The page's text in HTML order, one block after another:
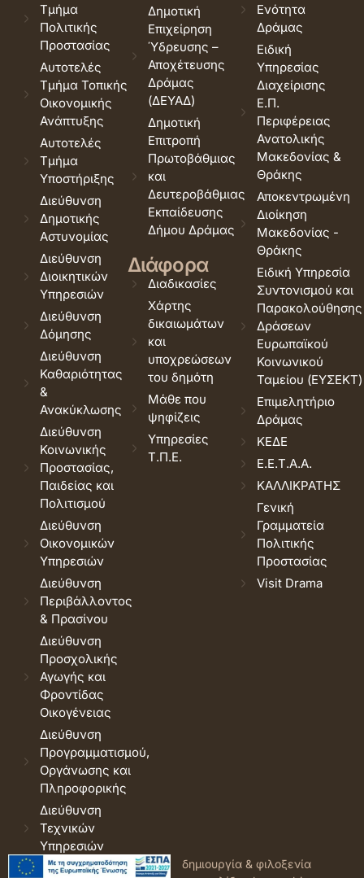
Τμήμα
Πολιτικής
Προστασίας
Αυτοτελές
Τμήμα Τοπικής
Οικονομικής
Ανάπτυξης
Αυτοτελές
Τμήμα
Υποστήριξης
Διεύθυνση
Δημοτικής
Αστυνομίας
Διεύθυνση
Διοικητικών
Υπηρεσιών
Διεύθυνση
Δόμησης
Διεύθυνση
Καθαριότητας
&
Ανακύκλωσης
Διεύθυνση
Κοινωνικής
Προστασίας,
Παιδείας και
Πολιτισμού
Διεύθυνση
Οικονομικών
Υπηρεσιών
Διεύθυνση
Περιβάλλοντος
& Πρασίνου
Διεύθυνση
Προσχολικής
Αγωγής και
Φροντίδας
Οικογένειας
Διεύθυνση
Προγραμματισμού,
Οργάνωσης και
Πληροφορικής
Διεύθυνση
Τεχνικών
Υπηρεσιών
Δημοτική
Επιχείρηση
Ύδρευσης –
Αποχέτευσης
Δράμας
(ΔΕΥΑΔ)
Δημοτική
Επιτροπή
Πρωτοβάθμιας
και
Δευτεροβάθμιας
Εκπαίδευσης
Δήμου Δράμας
Διάφορα
Διαδικασίες
Χάρτης
δικαιωμάτων
και
υποχρεώσεων
του δημότη
Μάθε που
ψηφίζεις
Υπηρεσίες
Τ.Π.Ε.
Ενότητα
Δράμας
Ειδική
Υπηρεσίας
Διαχείρισης
Ε.Π.
Περιφέρειας
Ανατολικής
Μακεδονίας &
Θράκης
Αποκεντρωμένη
Διοίκηση
Μακεδονίας -
Θράκης
Ειδική Υπηρεσία
Συντονισμού και
Παρακολούθησης
Δράσεων
Ευρωπαϊκού
Κοινωνικού
Ταμείου (ΕΥΣΕΚΤ)
Επιμελητήριο
Δράμας
ΚΕΔΕ
Ε.Ε.Τ.Α.Α.
ΚΑΛΛΙΚΡΑΤΗΣ
Γενική
Γραμματεία
Πολιτικής
Προστασίας
Visit Drama
© 2026 Δήμος Δράμας. Όροι
δημιουργία & φιλοξενία